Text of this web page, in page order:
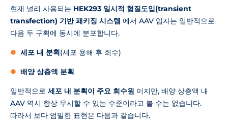
현재 널리 사용되는 HEK293 일시적 형질도입(transient
transfection) 기반 패키징 시스템 에서 AAV 입자는 일반적으로
다음 두 구획에 동시에 분포합니다.
세포 내 분획(세포 용해 후 회수)
배양 상층액 분획
일반적으로 세포 내 분획이 주요 회수원 이지만, 배양 상층액 내
AAV 역시 항상 무시할 수 있는 수준이라고 볼 수는 없습니다.
따라서 보다 엄밀한 표현은 다음과 같습니다.